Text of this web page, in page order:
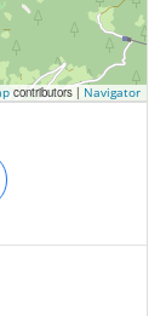
contributors | Navigator